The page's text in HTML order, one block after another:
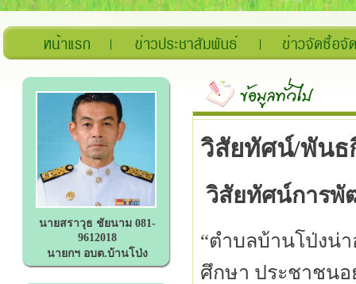
นายสราวุธ ชัยนาม 081-
9612018
นายกฯ อบต.บ้านโป่ง
วิสัยทัศน์/พันธ
วิสัยทัศน์การพั
“ตำบลบ้านโป่ง
ศึกษา ประชาชน